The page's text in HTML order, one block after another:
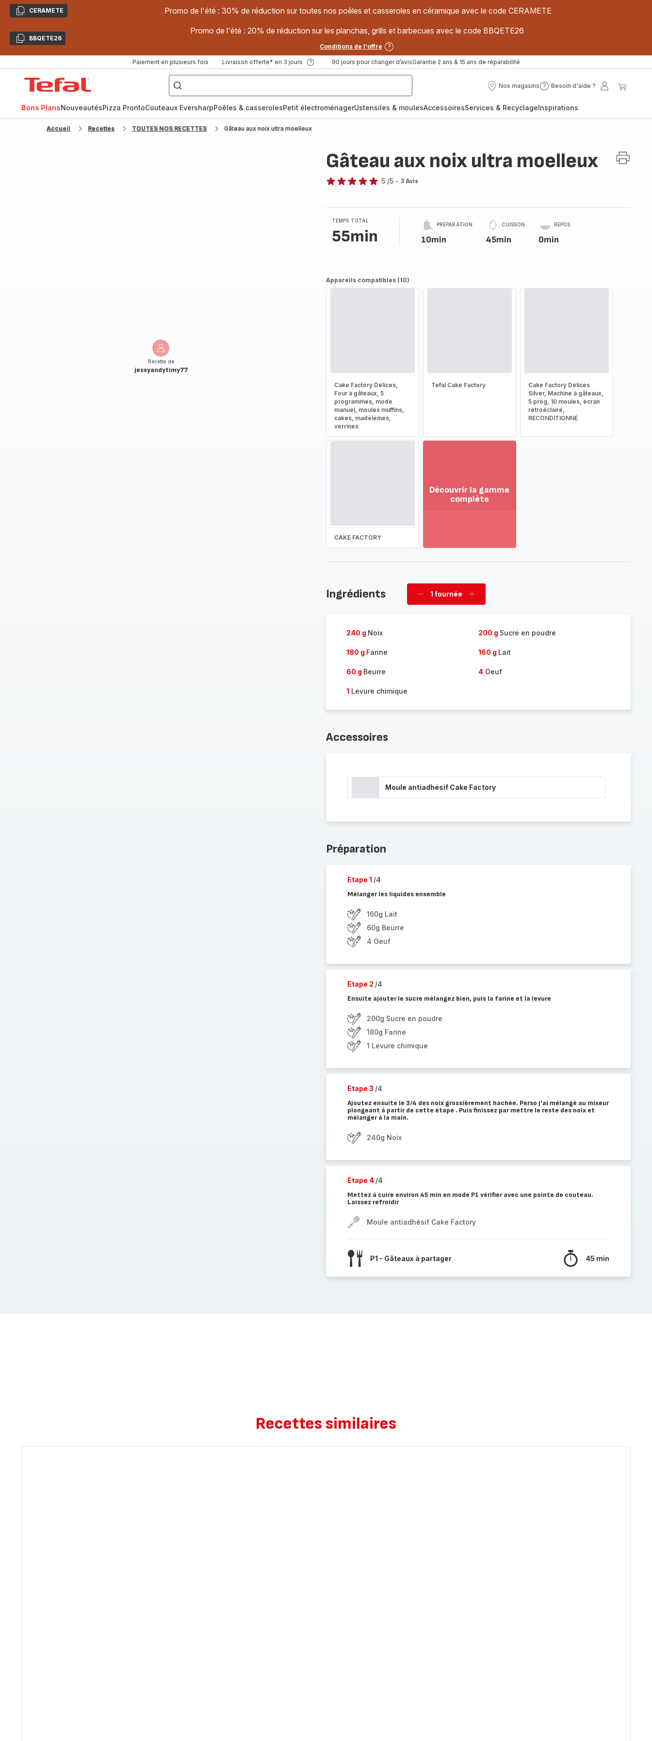
CopierCERAMETE Promo de l'été : 30% de réduction sur toutes nos poêles et casseroles en céramique avec le code CERAMETE
CopierBBQETE26
Promo de l'été : 20% de réduction sur les planchas, grills et barbecues avec le code BBQETE26
Conditions de l'offre
Paiement en plusieurs fois Livraison offerte* en 3 jours 90 jours pour changer d’avisGarantie 2 ans & 15 ans de réparabilité
["Poêles
inox,
Cake
Factory,
Nos magasins
Nos
Besoin d'aide ?
Besoin
?
Mon
Bons PlansNouveautésPizza ProntoCouteaux EversharpPoêles & casserolesPetit électroménagerUstensiles & moulesAccessoiresServices & RecyclageInspirations
Accueil Recettes TOUTES NOS RECETTES Gâteau aux noix ultra moelleux
Recette de
jessyandytimy77
Gâteau aux noix ultra moelleux
étoiles
(moyenne)
5 /5 - 3 Avis
TEMPS TOTAL
55min
PRÉPARATION
10min
CUISSON
45min
REPOS
0min
Appareils compatibles (10)
Cake Factory Délices,
Four à gâteaux, 5
programmes, mode
manuel, moules muffins,
cakes, madeleines,
verrines
Tefal Cake Factory
Cake Factory Délices
Silver, Machine à gâteaux,
5 prog, 10 moules, écran
rétroéclairé,
RECONDITIONNÉ
CAKE FACTORY
Découvrir la gamme
complète
la
Ingrédients
Supprimer
1 fournée
Ajouter
240 g Noix 200 g Sucre en poudre
180 g Farine 160 g Lait
60 g Beurre 4Oeuf
1 Levure chimique
Accessoires
Moule antiadhésif Cake Factory
Préparation
Etape 1 /4
Mélanger les liquides ensemble
160g Lait
60g Beurre
4 Oeuf
Etape 2 /4
Ensuite ajouter le sucre mélangez bien, puis la farine et la levure
200g Sucre en poudre
180g Farine
1 Levure chimique
Etape 3 /4
Ajoutez ensuite le 3/4 des noix grossièrement hachée. Perso j'ai mélangé au mixeur
plongeant à partir de cette étape . Puis finissez par mettre le reste des noix et
mélanger à la main.
240g Noix
Etape 4 /4
Mettez à cuire environ 45 min en mode P1 vérifier avec une pointe de couteau.
Laissez refroidir
Moule antiadhésif Cake Factory
P1 - Gâteaux à partager 45 min
Recettes similaires